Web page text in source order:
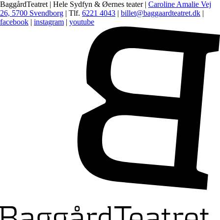
BaggårdTeatret | Hele Sydfyn & Øernes teater | Caroline Amalie Vej
26, 5700 Svendborg | Tlf. 6221 4043 | billet@baggaardteatret.dk |
facebook | instagram | youtube